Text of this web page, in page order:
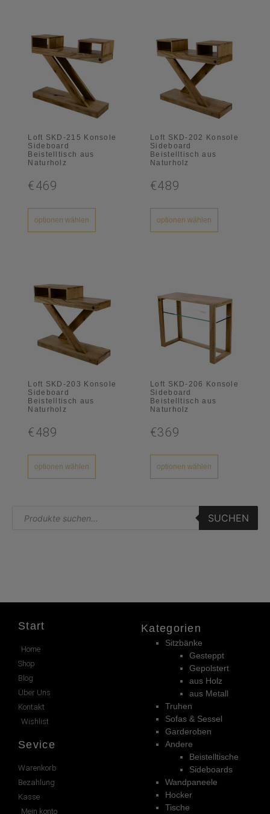
Loft SKD-215 Konsole
Sideboard
Beistelltisch aus
Naturholz
€469
optionen wählen
Loft SKD-202 Konsole
Sideboard
Beistelltisch aus
Naturholz
€489
optionen wählen
Loft SKD-203 Konsole
Sideboard
Beistelltisch aus
Naturholz
€489
optionen wählen
Loft SKD-206 Konsole
Sideboard
Beistelltisch aus
Naturholz
€369
optionen wählen
SUCHEN
Start
Home
Shop
Blog
Über Uns
Kontakt
Wishlist
Sevice
Warenkorb
Bezahlung
Kasse
Mein konto
Kategorien
Sitzbänke
Gesteppt
Gepolstert
aus Holz
aus Metall
Truhen
Sofas & Sessel
Garderoben
Andere
Beistelltische
Sideboards
Wandpaneele
Hocker
Tische